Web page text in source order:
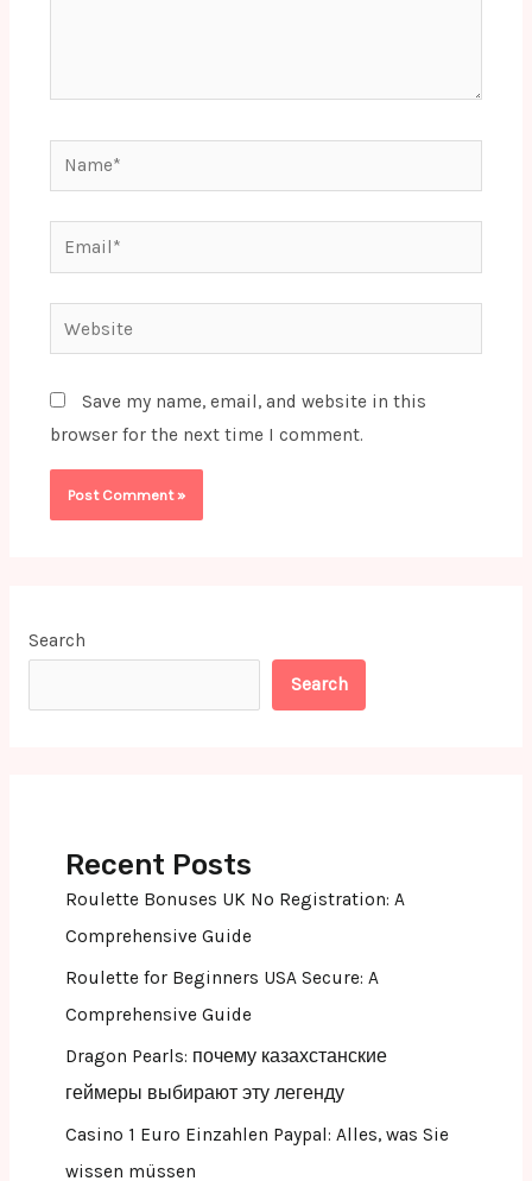
Name*
Email*
Website
Save my name, email, and website in this
browser for the next time I comment.
Search
Search
Recent Posts
Roulette Bonuses UK No Registration: A
Comprehensive Guide
Roulette for Beginners USA Secure: A
Comprehensive Guide
Dragon Pearls: почему казахстанские
геймеры выбирают эту легенду
Casino 1 Euro Einzahlen Paypal: Alles, was Sie
wissen müssen